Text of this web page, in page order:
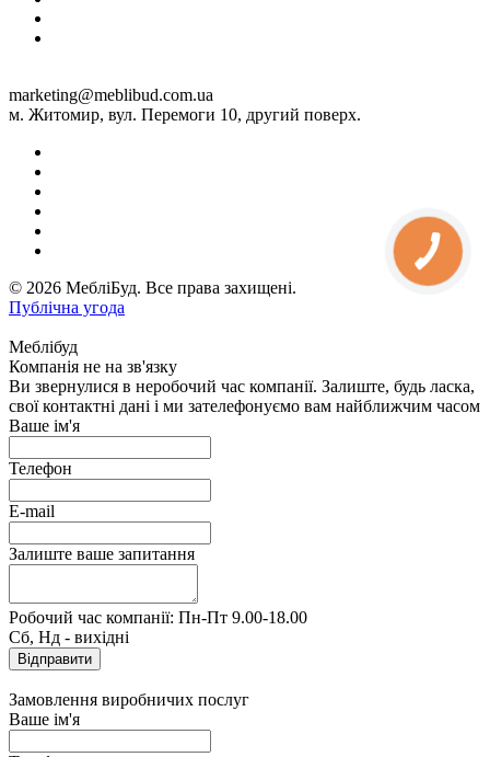
marketing@meblibud.com.ua
м. Житомир, вул. Перемоги 10, другий поверх.
© 2026 МебліБуд. Все права захищені.
Публічна угода
Меблібуд
Компанія не на зв'язку
Ви звернулися в неробочий час компанії. Залиште, будь ласка,
свої контактні дані і ми зателефонуємо вам найближчим часом
Ваше ім'я
Телефон
E-mail
Залиште ваше запитання
Робочий час компанії: Пн-Пт 9.00-18.00
Сб, Нд - вихідні
Замовлення виробничих послуг
Ваше ім'я